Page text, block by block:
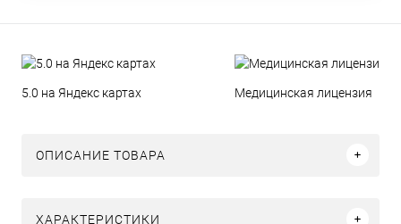
5.0 на Яндекс картах Медицинская лицензия
ОПИСАНИЕ ТОВАРА
ХАРАКТЕРИСТИКИ